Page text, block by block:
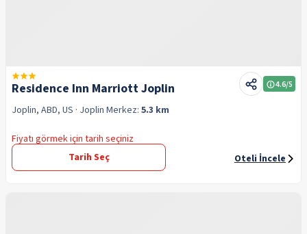
Residence Inn Marriott Joplin 4.6/5
Joplin, ABD, US · Joplin Merkez: 5.3 km
Fiyatı görmek için tarih seçiniz
Tarih Seç
Oteli İncele